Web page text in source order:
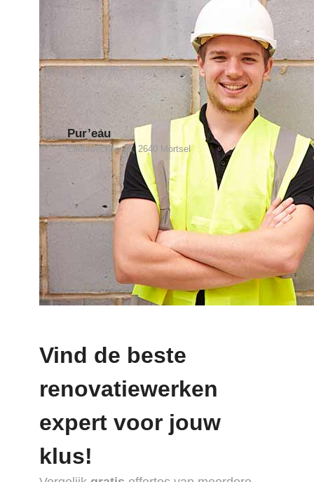
Pur’eau
Ellebroecken 15, 2640 Mortsel
Vind de beste
renovatiewerken
expert voor jouw
klus!